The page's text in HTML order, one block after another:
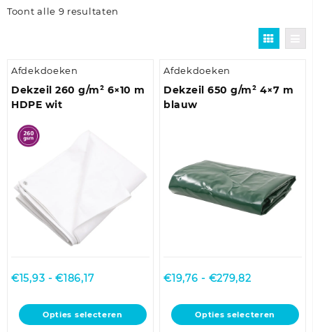
Toont alle 9 resultaten
Afdekdoeken
Dekzeil 260 g/m² 6×10 m
HDPE wit
€15,93 - €186,17Prijsklasse:
tot
Opties selecteren
Dit
product
Afdekdoeken
Dekzeil 650 g/m² 4×7 m
blauw
€19,76 - €279,82Prijsklasse:
tot
€279,82
Opties selecteren
Dit
product